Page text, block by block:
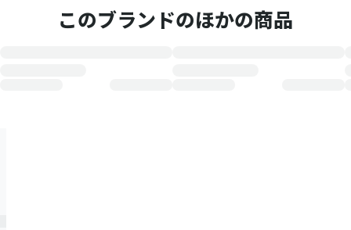
このブランドのほかの商品